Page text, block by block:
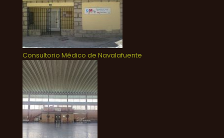
Consultorio Médico de Navalafuente